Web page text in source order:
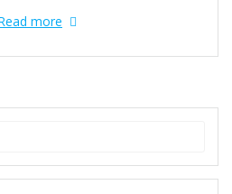
more